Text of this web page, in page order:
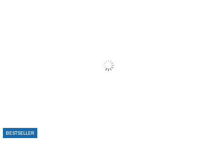
BESTSELLER